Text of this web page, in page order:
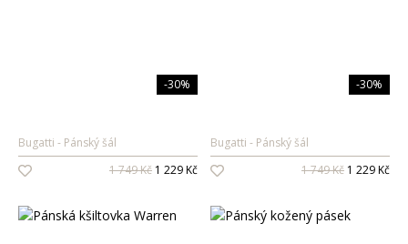
-30%
Bugatti
Pánský šál
1 749 Kč 1 229 Kč
-30%
Bugatti
Pánský šál
1 749 Kč 1 229 Kč